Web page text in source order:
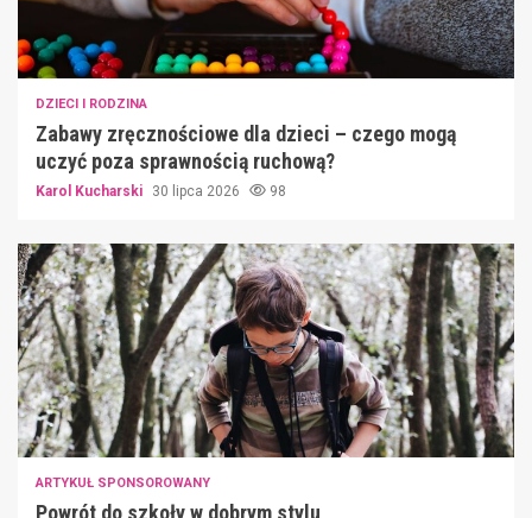
DZIECI I RODZINA
Zabawy zręcznościowe dla dzieci – czego mogą
uczyć poza sprawnością ruchową?
Karol Kucharski 30 lipca 2026 98
ARTYKUŁ SPONSOROWANY
Powrót do szkoły w dobrym stylu